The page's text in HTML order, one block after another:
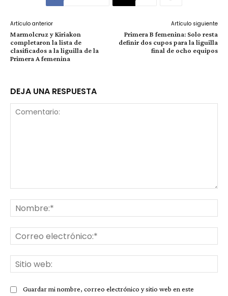
Artículo anterior
Marmolcruz y Kiriakon
completaron la lista de
clasificados a la liguilla de la
Primera A femenina
Artículo siguiente
Primera B femenina: Solo resta
definir dos cupos para la liguilla
final de ocho equipos
DEJA UNA RESPUESTA
Guardar mi nombre, correo electrónico y sitio web en este